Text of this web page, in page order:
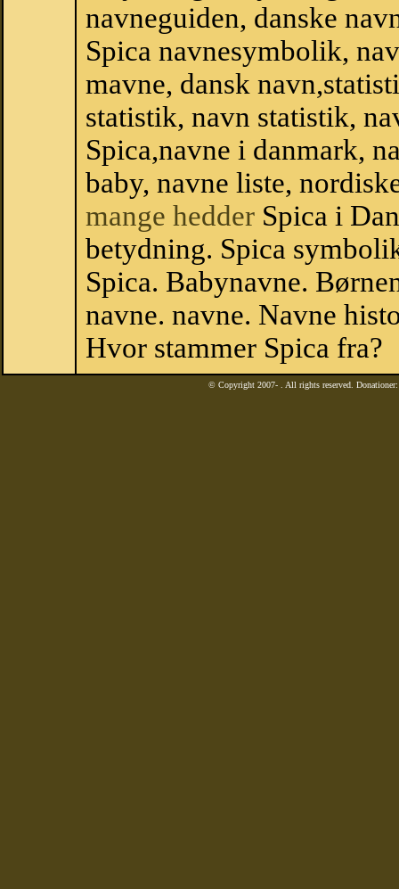
navneguiden, danske
Spica navnesymbolik,
mavne, dansk
statistik, navn statistik,
Spica,navne i danmark,
baby, navne liste,
mange hedder Spica i
betydning. Spica
Spica. Babynavne.
navne. navne. Navne
Hvor stammer Spica fra?
© Copyright 2007- . All rights reserved.